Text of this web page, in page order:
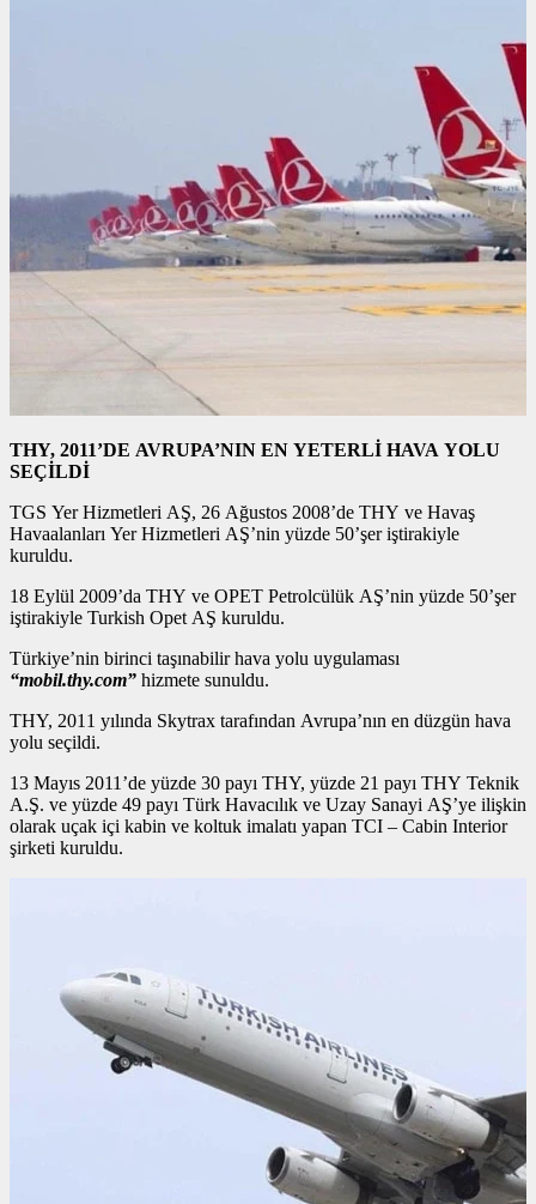
THY, 2011’DE AVRUPA’NIN EN YETERLİ HAVA YOLU
SEÇİLDİ
TGS Yer Hizmetleri AŞ, 26 Ağustos 2008’de THY ve Havaş
Havaalanları Yer Hizmetleri AŞ’nin yüzde 50’şer iştirakiyle
kuruldu.
18 Eylül 2009’da THY ve OPET Petrolcülük AŞ’nin yüzde 50’şer
iştirakiyle Turkish Opet AŞ kuruldu.
Türkiye’nin birinci taşınabilir hava yolu uygulaması
“mobil.thy.com” hizmete sunuldu.
THY, 2011 yılında Skytrax tarafından Avrupa’nın en düzgün hava
yolu seçildi.
13 Mayıs 2011’de yüzde 30 payı THY, yüzde 21 payı THY Teknik
A.Ş. ve yüzde 49 payı Türk Havacılık ve Uzay Sanayi AŞ’ye ilişkin
olarak uçak içi kabin ve koltuk imalatı yapan TCI – Cabin Interior
şirketi kuruldu.